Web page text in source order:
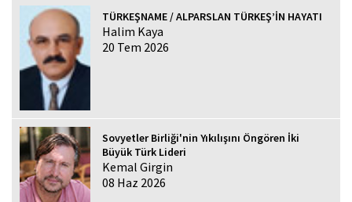
TÜRKEŞNAME / ALPARSLAN TÜRKEŞ’İN HAYATI
Halim Kaya
20 Tem 2026
Sovyetler Birliği'nin Yıkılışını Öngören İki
Büyük Türk Lideri
Kemal Girgin
08 Haz 2026